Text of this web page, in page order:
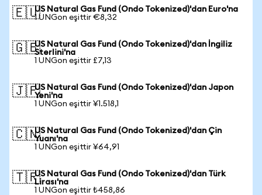
🇪🇺US Natural Gas Fund (Ondo Tokenized)'dan Euro'na
1 UNGon eşittir €8,32
🇬🇧US Natural Gas Fund (Ondo Tokenized)'dan İngiliz
Sterlini'na
1 UNGon eşittir £7,13
🇯🇵US Natural Gas Fund (Ondo Tokenized)'dan Japon
Yeni'na
1 UNGon eşittir ¥1.518,1
🇨🇳US Natural Gas Fund (Ondo Tokenized)'dan Çin
Yuanı'na
1 UNGon eşittir ¥64,91
🇹🇷US Natural Gas Fund (Ondo Tokenized)'dan Türk
Lirası'na
1 UNGon eşittir ₺458,86